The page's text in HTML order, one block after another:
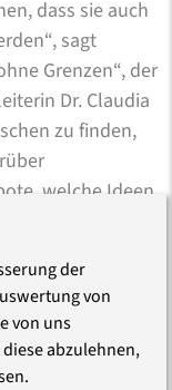
dass sie auch
sagt
Grenzen“, der
Dr. Claudia
zu finden,
welche Ideen,
hier in
Linie
was
und
der
von
von uns
abzulehnen,